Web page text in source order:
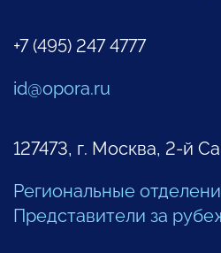
+7 (495) 247 4777
id@opora.ru
127473, г. Москва, 2-й
Региональные
Представители за